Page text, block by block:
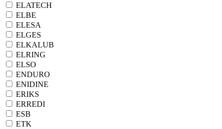
ELATECH
ELBE
ELESA
ELGES
ELKALUB
ELRING
ELSO
ENDURO
ENIDINE
ERIKS
ERREDI
ESB
ETK